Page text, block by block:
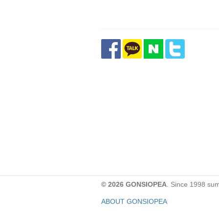
© 2026 GONSIOPEA . Since 1998
ABOUT GONSIOPEA